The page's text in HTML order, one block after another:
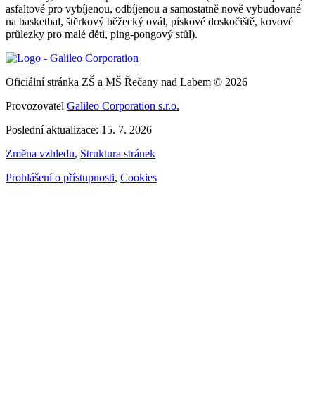
asfaltové pro vybíjenou, odbíjenou a samostatně nově vybudované
na basketbal, štěrkový běžecký ovál, pískové doskočiště, kovové
průlezky pro malé děti, ping-pongový stůl).
Oficiální stránka ZŠ a MŠ Řečany nad Labem © 2026
Provozovatel Galileo Corporation s.r.o.
Poslední aktualizace: 15. 7. 2026
Změna vzhledu, Struktura stránek
Prohlášení o přístupnosti, Cookies